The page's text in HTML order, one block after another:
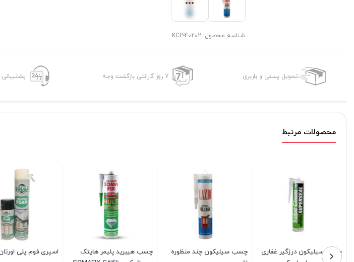
شناسه محصول: KCP-40202
تحویل پستی و باربری 7 روز گارانتی بازگشت وجه
محصولات مرتبط
چسب سیلیکون چند منظوره
چسب هیبرید پلیمر هایتک
اسپری فوم پلی اورتان ولگا
چسب و درزگیر ام اس